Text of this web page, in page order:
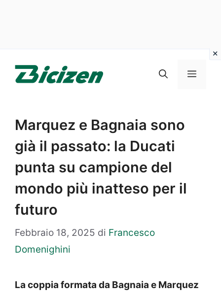
Menu
Marquez e Bagnaia sono
già il passato: la Ducati
punta su campione del
mondo più inatteso per il
futuro
Febbraio 18, 2025 di Francesco
Domenighini
La coppia formata da Bagnaia e Marquez